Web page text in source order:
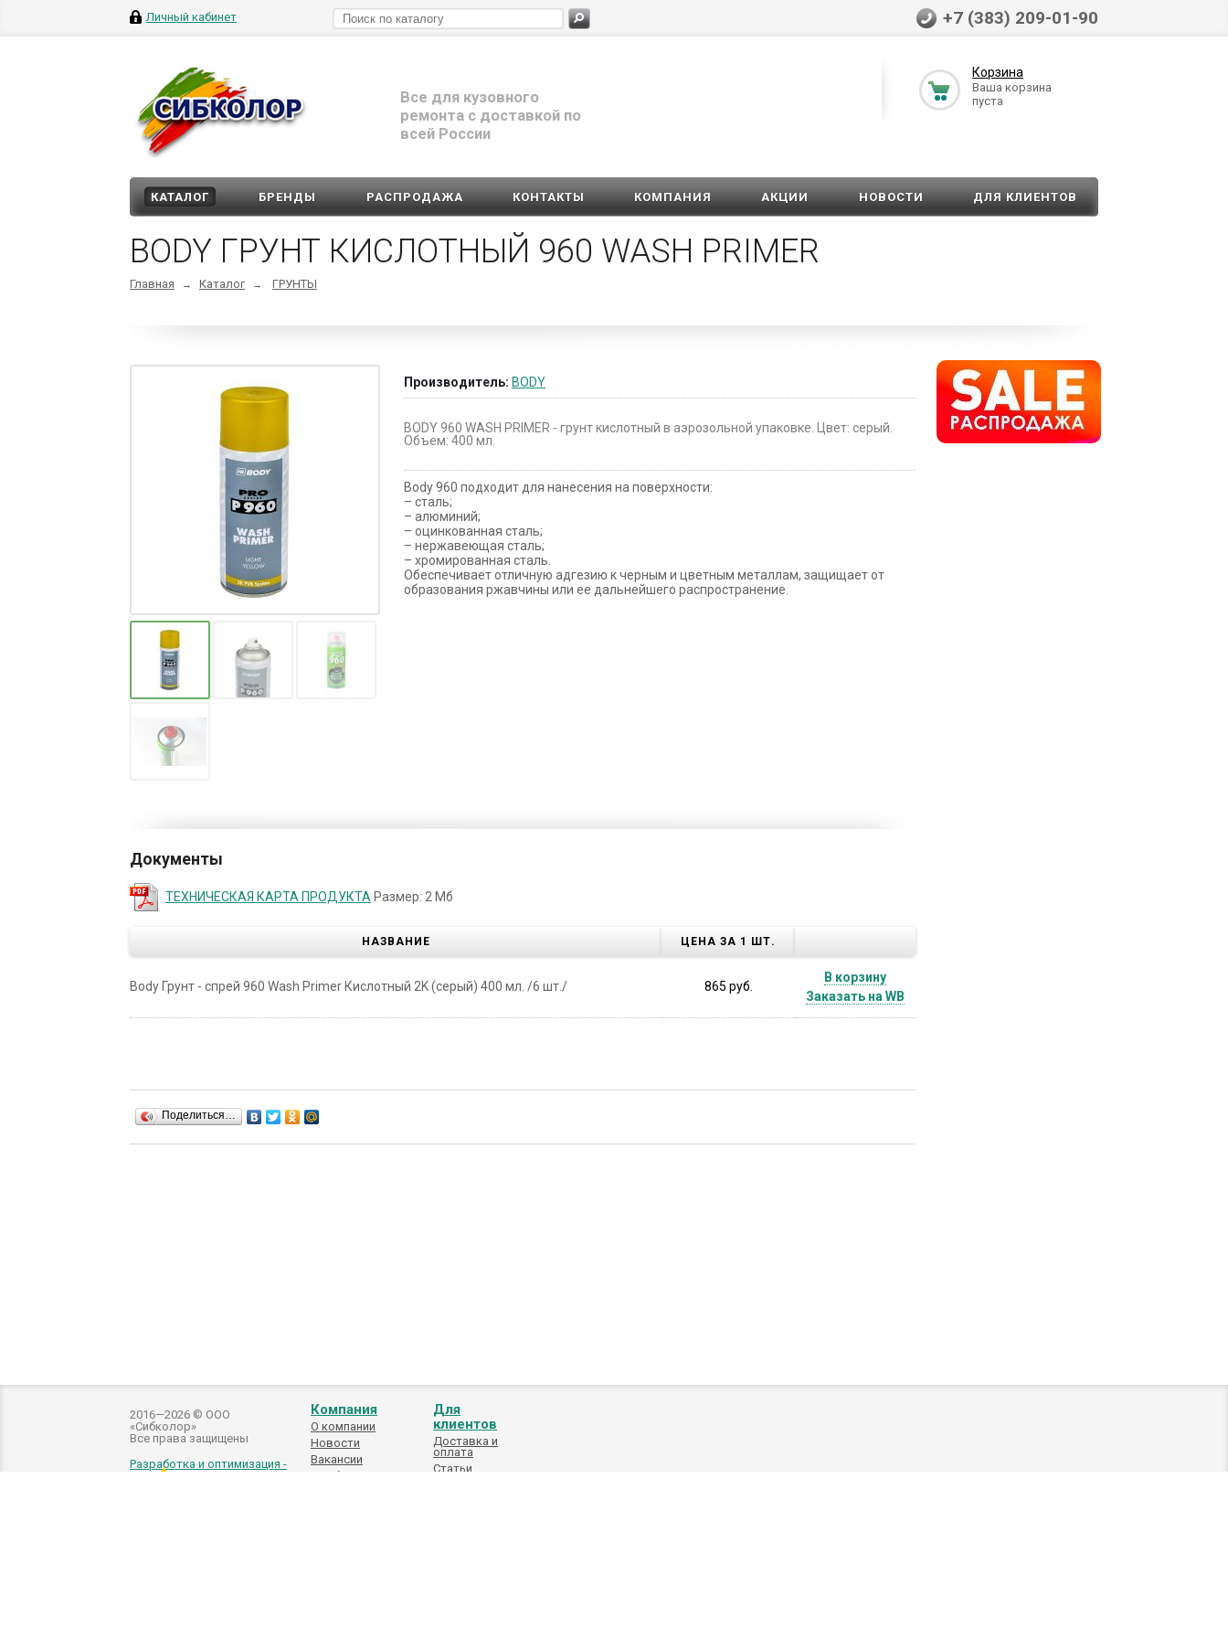
Личный кабинет +7 (383) 209-01-90
Все для кузовного
ремонта с доставкой по
всей России
Корзина
Ваша корзина
пуста
КАТАЛОГ БРЕНДЫ РАСПРОДАЖА КОНТАКТЫ КОМПАНИЯ АКЦИИ НОВОСТИ ДЛЯ КЛИЕНТОВ
BODY ГРУНТ КИСЛОТНЫЙ 960 WASH PRIMER
Главная → Каталог → ГРУНТЫ
Производитель: BODY
BODY 960 WASH PRIMER - грунт кислотный в аэрозольной упаковке. Цвет: серый.
Объем: 400 мл.
Body 960 подходит для нанесения на поверхности:
– сталь;
– алюминий;
– оцинкованная сталь;
– нержавеющая сталь;
– хромированная сталь.
Обеспечивает отличную адгезию к черным и цветным металлам, защищает от
образования ржавчины или ее дальнейшего распространение.
Документы
ТЕХНИЧЕСКАЯ КАРТА ПРОДУКТА Размер: 2 Мб
НАЗВАНИЕ ЦЕНА ЗА 1 ШТ.
Body Грунт - спрей 960 Wash Primer Кислотный 2K (серый) 400 мл. /6 шт./ 865 руб.
В корзину
Заказать на WB
Поделиться…
2016—2026 © ООО
«Сибколор»
Все права защищены
Разработка и оптимизация -
Компания
О компании
Новости
Вакансии
Подбор
Для
клиентов
Доставка и
оплата
Статьи